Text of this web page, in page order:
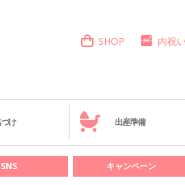
SHOP 内祝い
け 出産準備
SNS キャンペーン